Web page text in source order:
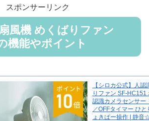
スポンサーリンク
風機 めくばりファン
機能やポイント
【シロカ公式】人
りファン SF-HC151
認識カメラセンサー
／OFFタイマー ひ
ょきぱー操作 | 静音